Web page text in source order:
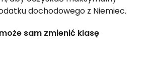
dochodowego z Niemiec.
sam zmienić klasę